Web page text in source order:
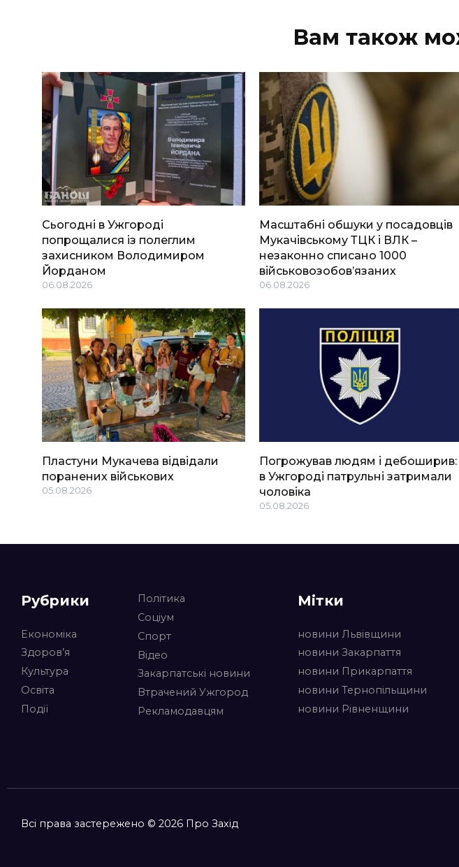
Вам також
Сьогодні в Ужгороді
попрощалися із полеглим
захисником Володимиром
Йорданом
06.08.2026
Масштабні обшуки у посадовців
Мукачівському ТЦК і ВЛК –
незаконно списано 1000
військовозобов’язаних
06.08.2026
Пластуни Мукачева відвідали
поранених військових
05.08.2026
Погрожував людям і дебоширив:
в Ужгороді патрульні затримали
чоловіка
05.08.2026
Рубрики
Економіка
Здоров’я
Культура
Освіта
Події
Політика
Соціум
Спорт
Відео
Закарпатські новини
Втрачений Ужгород
Рекламодавцям
Мітки
новини Львівщини
новини Закарпаття
новини Прикарпаття
новини Тернопільщини
новини Рівненщини
Всі права застережено © 2026 Про Захід